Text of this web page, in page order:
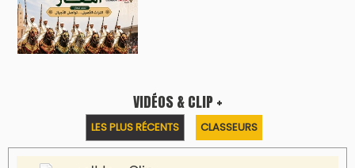
VIDÉOS & CLIP +
LES PLUS RÉCENTS CLASSEURS